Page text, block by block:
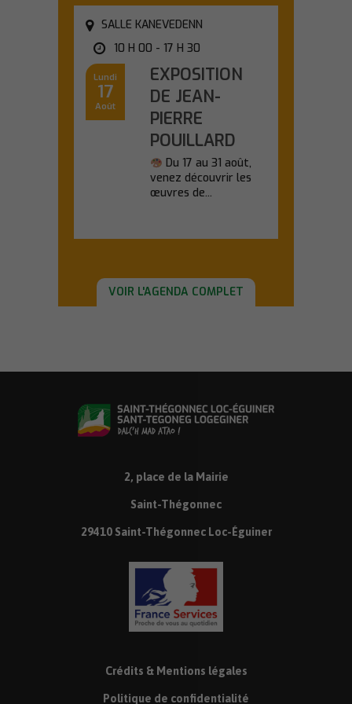
SALLE KANEVEDENN
10 H 00 - 17 H 30
Lundi
17
Août
EXPOSITION
DE JEAN-
PIERRE
POUILLARD
Du 17 au 31 août,
venez découvrir les
œuvres de...
VOIR L'AGENDA COMPLET
2, place de la Mairie
Saint-Thégonnec
29410 Saint-Thégonnec Loc-Éguiner
Crédits & Mentions légales
Politique de confidentialité